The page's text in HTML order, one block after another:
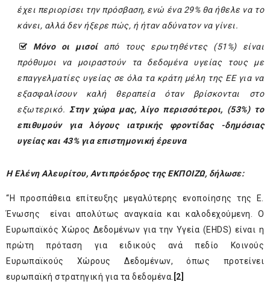
έχει περιορίσει την πρόσβαση, ενώ ένα 29% θα ήθελε να το
κάνει, αλλά δεν ήξερε πώς, ή ήταν αδύνατον να γίνει.
Μόνο οι μισοίαπό τους ερωτηθέντες (51%) είναι
πρόθυμοι να μοιραστούν τα δεδομένα υγείας τους με
επαγγελματίες υγείας σε όλα τα κράτη μέλη της ΕΕ για να
εξασφαλίσουν καλή θεραπεία όταν βρίσκονται στο
εξωτερικό. Στην χώρα μας, λίγο περισσότεροι, (53%) το
επιθυμούν για λόγους ιατρικής φροντίδας -δημόσιας
υγείας και 43% για επιστημονική έρευνα
Η Ελένη Αλευρίτου, Αντιπρόεδρος της ΕΚΠΟΙΖΩ, δήλωσε:
“Η προσπάθεια επίτευξης μεγαλύτερης ενοποίησης της Ε.
Ένωσης είναι απολύτως αναγκαία και καλοδεχούμενη. Ο
Ευρωπαϊκός Χώρος Δεδομένων για την Υγεία (EHDS) είναι η
πρώτη πρόταση για ειδικούς ανά πεδίο Κοινούς
Ευρωπαϊκούς Χώρους Δεδομένων, όπως προτείνει
ευρωπαϊκή στρατηγική για τα δεδομένα. [2]